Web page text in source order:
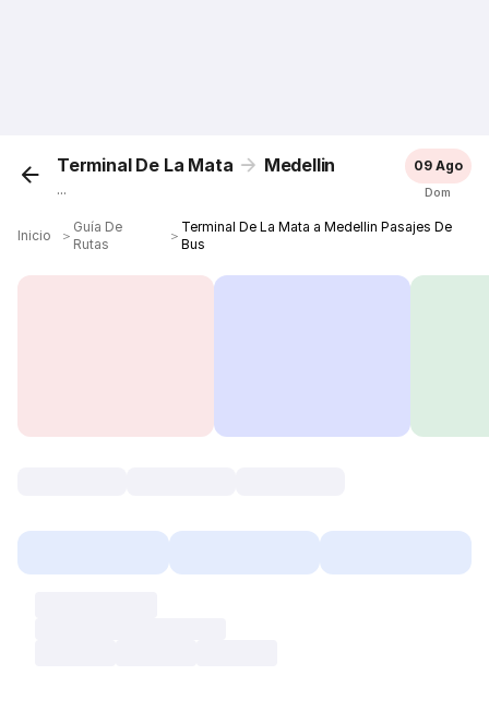
Terminal De La Mata Medellin
...
09 Ago
Dom
Inicio ＞
Guía De
Rutas
＞
Terminal De La Mata a Medellin Pasajes De
Bus